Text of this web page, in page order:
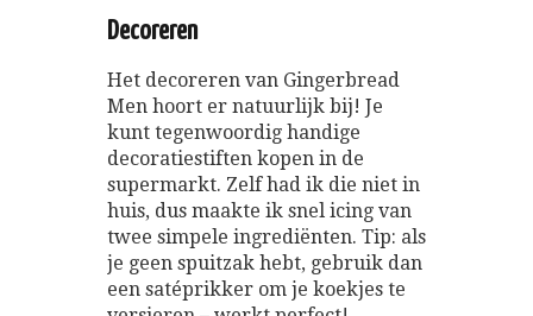
Decoreren
Het decoreren van Gingerbread
Men hoort er natuurlijk bij! Je
kunt tegenwoordig handige
decoratiestiften kopen in de
supermarkt. Zelf had ik die niet in
huis, dus maakte ik snel icing van
twee simpele ingrediënten. Tip: als
je geen spuitzak hebt, gebruik dan
een satéprikker om je koekjes te